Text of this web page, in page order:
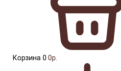
Корзина 0 0р.